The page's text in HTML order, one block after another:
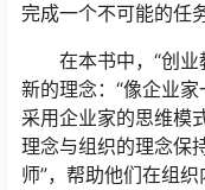
完成一个不可能的任
在本书中，“创
新的理念：“像企业
采用企业家的思维模
理念与组织的理念保
师”，帮助他们在组